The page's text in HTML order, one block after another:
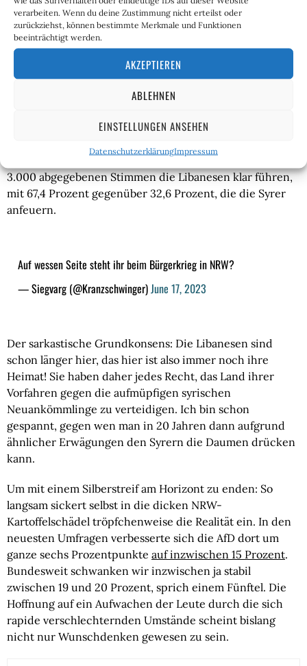
verarbeiten. Wenn du deine Zustimmung nicht erteilst oder
zurückziehst, können bestimmte Merkmale und Funktionen
beeinträchtigt werden.
AKZEPTIEREN
ABLEHNEN
EINSTELLUNGEN ANSEHEN
DatenschutzerklärungImpressum
Migranten importieren – innere Sicherheit kollabiert –
autoritärer werden – noch mehr Migranten holen, und
immer so weiter.
In der Gegenöffentlichkeit hat sich ein
schwarzhumoriger Blick auf diese importierten
Ganze wie eine Art Fußballspiel betrachtet:
Twitter-Nutzers „Siegvarg“, bei der momentan bei knapp
3.000 abgegebenen Stimmen die Libanesen klar führen,
mit 67,4 Prozent gegenüber 32,6 Prozent, die die Syrer
anfeuern.
Auf wessen Seite steht ihr beim Bürgerkrieg in NRW?
— Siegvarg (@Kranzschwinger) June 17, 2023
Der sarkastische Grundkonsens: Die Libanesen sind
schon länger hier, das hier ist also immer noch ihre
Heimat! Sie haben daher jedes Recht, das Land ihrer
Vorfahren gegen die aufmüpfigen syrischen
Neuankömmlinge zu verteidigen. Ich bin schon
gespannt, gegen wen man in 20 Jahren dann aufgrund
ähnlicher Erwägungen den Syrern die Daumen drücken
kann.
Um mit einem Silberstreif am Horizont zu enden: So
langsam sickert selbst in die dicken NRW-
Kartoffelschädel tröpfchenweise die Realität ein. In den
neuesten Umfragen verbesserte sich die AfD dort um
ganze sechs Prozentpunkte auf inzwischen 15 Prozent.
Bundesweit schwanken wir inzwischen ja stabil
zwischen 19 und 20 Prozent, sprich einem Fünftel. Die
Hoffnung auf ein Aufwachen der Leute durch die sich
rapide verschlechternden Umstände scheint bislang
nicht nur Wunschdenken gewesen zu sein.